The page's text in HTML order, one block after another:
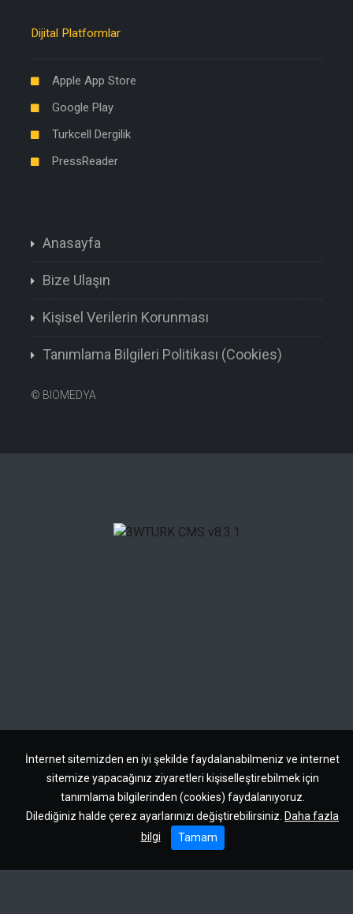
İnternet sitemizden en iyi şekilde faydalanabilmeniz ve internet
sitemize yapacağınız ziyaretleri kişiselleştirebilmek için
tanımlama bilgilerinden (cookies) faydalanıyoruz.
Dilediğiniz halde çerez ayarlarınızı değiştirebilirsiniz. Daha fazla
bilgi
Tamam
Dijital Platformlar
Apple App Store
Google Play
Turkcell Dergilik
PressReader
Anasayfa
Bize Ulaşın
Kişisel Verilerin Korunması
Tanımlama Bilgileri Politikası (Cookies)
© BIOMEDYA